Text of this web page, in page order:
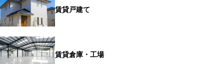
賃貸戸建て
賃貸倉庫・工場